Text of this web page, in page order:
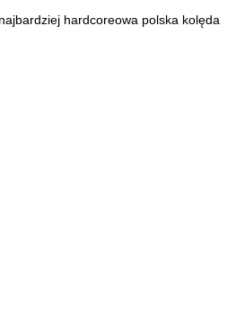
hardcoreowa polska kolęda